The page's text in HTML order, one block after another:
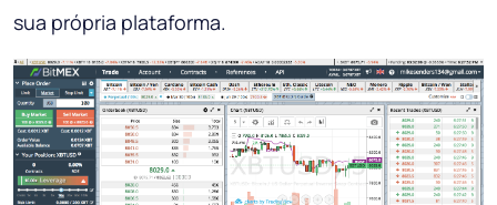
sua própria plataforma.